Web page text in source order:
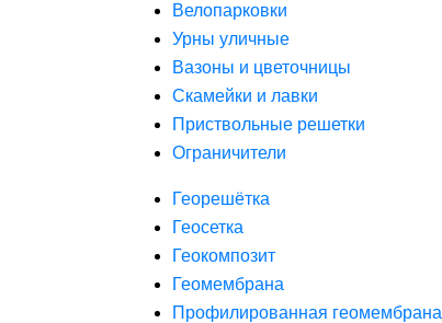
Велопарковки
Урны уличные
Вазоны и цветочницы
Скамейки и лавки
Приствольные решетки
Ограничители
Георешётка
Геосетка
Геокомпозит
Геомембрана
Профилированная геомембрана